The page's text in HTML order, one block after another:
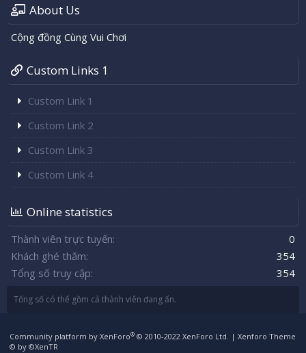
About Us
Cộng đồng Cùng Vui Chơi
Custom Links 1
Custom Link 1
Custom Link 2
Custom Link 3
Custom Link 4
Online statistics
Thành viên trực tuyến
0
Khách ghé thăm
354
Tổng số truy cập
354
Tổng số có thể gồm cả thành viên đang ẩn.
Community platform by XenForo® © 2010-2022 XenForo Ltd. | Xenforo Theme
© by ©XenTR